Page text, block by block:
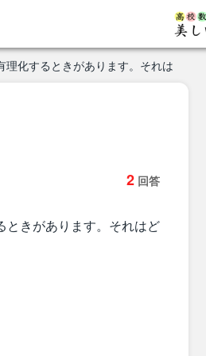
化するときがあります。それは
2 回答
ときがあります。それはど